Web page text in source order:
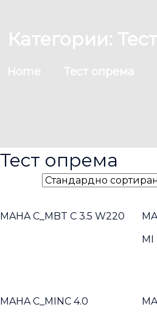
Категории:
Home Тест опрема
Тест опрема
MAHA C_MBT C 3.5 W220
MI
MAHA C_MINC 4.0